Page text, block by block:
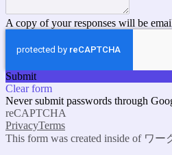
A copy of your responses will be
Submit
Clear form
Never submit passwords through
reCAPTCHA
PrivacyTerms
This form was created inside of ワ